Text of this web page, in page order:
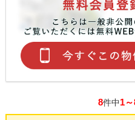
8件中1